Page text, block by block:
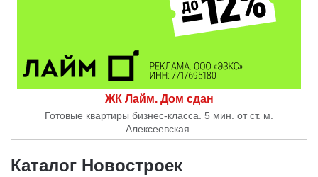
ЖК Лайм. Дом сдан
Готовые квартиры бизнес-класса. 5 мин. от ст. м.
Алексеевская.
Каталог Новостроек